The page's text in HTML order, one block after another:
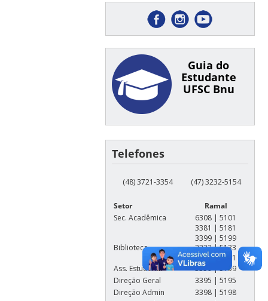
Guia do
Estudante
UFSC Bnu
Telefones
(48) 3721-3354 (47) 3232-5154
Setor
Ramal
Sec. Acadêmica
6308 | 5101
3381 | 5181
3399 | 5199
Biblioteca
3333 | 5133
3391 | 5191
Ass. Estudantil
3359 | 5159
Direção Geral
3395 | 5195
Direção Admin
3398 | 5198